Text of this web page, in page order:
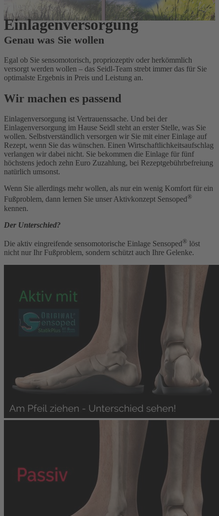
Einlagenversorgung
Genau was Sie wollen
Egal ob Sie sensomotorisch, propriozeptiv oder herkömmlich
versorgt werden wollen – das Seidl-Team strebt immer das für Sie
optimalste Ergebnis in Preis und Leistung an.
Wir machen es passend
Einlagenversorgung ist Vertrauenssache. Und bei der
Einlagenversorgung im Hause Seidl steht an erster Stelle, was Sie
wollen. Selbstverständlich versorgen wir Sie mit einer Einlage auf
Rezept, wenn Sie das wünschen. Einen Wirtschaftlichkeitsaufschlag
verlangen wir dabei nicht. Sie bekommen die Einlage für fünf
höchstens jedoch zehn Euro Zuzahlung, bei Rezeptgebührbefreiung
natürlich umsonst.
Wenn Sie allerdings mehr wollen, als nur ein wenig Komfort für ein
Fußproblem, dann lernen Sie unser Aktivkonzept Sensoped®
kennen.
Der Unterschied?
Die aktiv eingreifende sensomotorische Einlage Sensoped® löst
nicht nur Ihr Fußproblem, sondern schützt auch Ihre Gelenke.